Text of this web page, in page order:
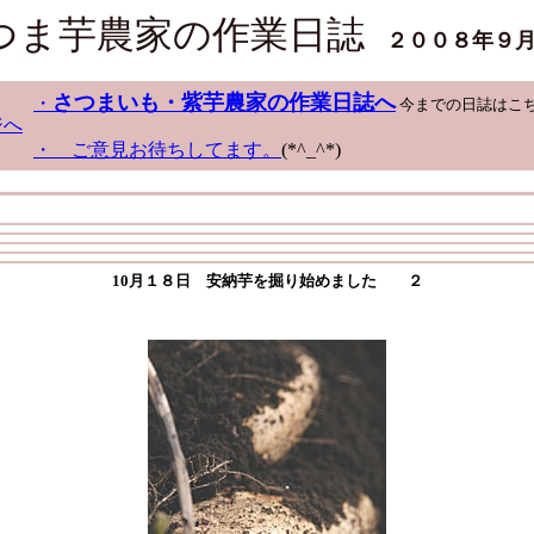
ま芋農家の作業日誌 ２００８年９ 月
へ
・ さつまいも・紫芋農家の作業日誌へ今までの日誌はこ
・ ご意見お待ちしてます。 (*^_^*)
10月１８日 安納芋を掘り始めました ２